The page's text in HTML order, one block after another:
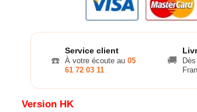
☎️
Service client
À votre écoute au 05
61 72 03 11
🚚 Dès
Version HK